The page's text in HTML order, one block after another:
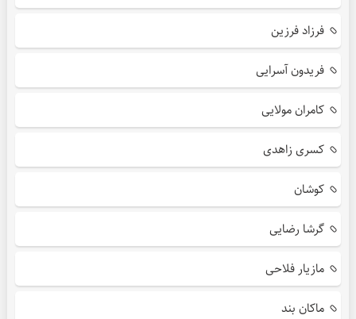
فرزاد فرزین
فریدون آسرایی
کامران مولایی
کسری زاهدی
کوشان
گرشا رضایی
مازیار فلاحی
ماکان بند